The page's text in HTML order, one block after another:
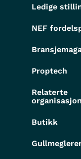
Ledige
NEF
Proptech
Relaterte
Butikk